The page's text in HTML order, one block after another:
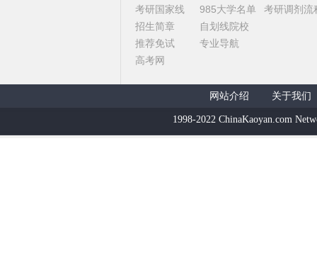
考研国家线
招生简章
推荐免试
高考网
985大学名单
自划线院校
专业导航
考研调剂流
网站介绍 关于我们
1998-2022 ChinaKaoyan.com